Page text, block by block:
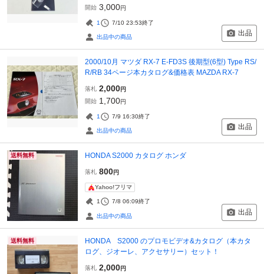
開始 3,000円
1 7/10 23:53終了
出品中の商品 出品
2000/10月 マツダ RX-7 E-FD3S 後期型(6型) Type RS/
R/RB 34ページ本カタログ&価格表 MAZDA RX-7
落札 2,000円
開始 1,700円
1 7/9 16:30終了
出品中の商品 出品
送料無料 HONDA S2000 カタログ ホンダ
落札 800円
Yahoo!フリマ
1 7/8 06:09終了
出品中の商品 出品
送料無料
HONDA S2000 のプロモビデオ&カタログ（本カタ
ログ、ジオーレ、アクセサリー）セット！
落札 2,000円